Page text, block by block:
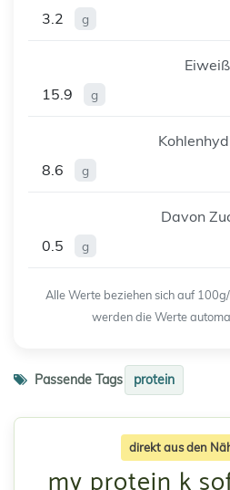
3.2
g
Eiweiß
15.9
g
8.6
g
Davon
0.5
g
Alle Werte beziehen sich auf
werden die Werte
Passende Tags protein
direkt aus den